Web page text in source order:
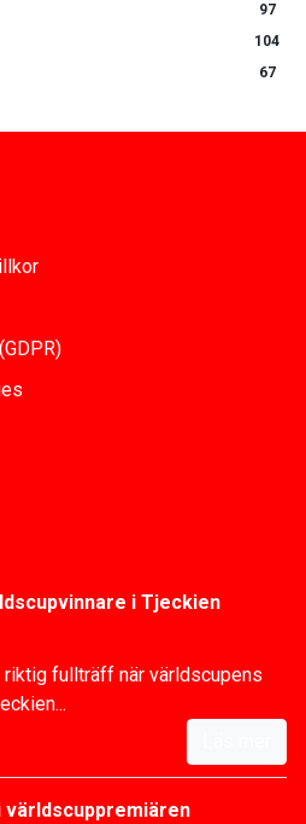
97
104
67
i Tjeckien
fullträff när världscupens
världscuppremiären